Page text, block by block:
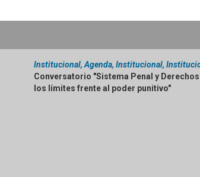
Institucional, Agenda, Institucional,
Conversatorio "Sistema Penal y
los límites frente al poder punitivo"